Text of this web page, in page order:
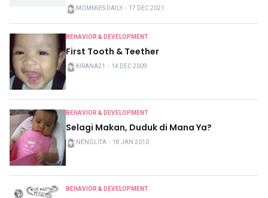
MOMMIES DAILY ・ 17 DEC 2021
BEHAVIOR & DEVELOPMENT
First Tooth & Teether
KIRANA21 ・ 14 DEC 2009
BEHAVIOR & DEVELOPMENT
Selagi Makan, Duduk di Mana Ya?
NENGLITA ・ 18 JAN 2010
BEHAVIOR & DEVELOPMENT